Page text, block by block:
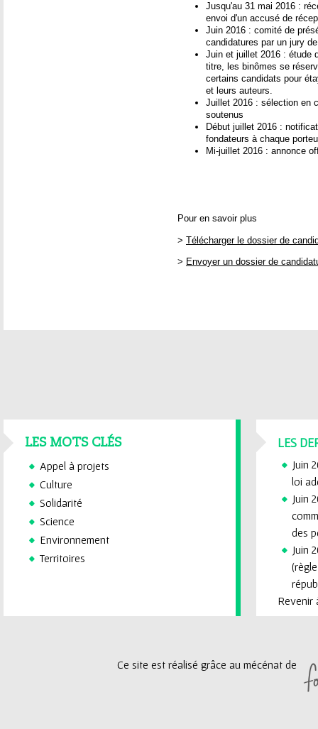
Jusqu'au 31 mai 2016 :
envoi d'un accusé de
Juin 2016 : comité de
candidatures par un jury
Juin et juillet 2016 : étude
titre, les binômes se
certains candidats pour
et leurs auteurs.
Juillet 2016 : sélection en
soutenus
Début juillet 2016 :
fondateurs à chaque
Mi-juillet 2016 : annonce
Pour en savoir plus
> Télécharger le dossier de
> Envoyer un dossier de
LES MOTS CLÉS
Appel à projets
Culture
Solidarité
Science
Environnement
Territoires
LES
Juin
loi
Juin
des
Juin
Revenir
Ce site est réalisé grâce au mécénat de